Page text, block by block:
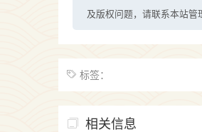
及版权问题，请联系本站管
标签：
相关信息